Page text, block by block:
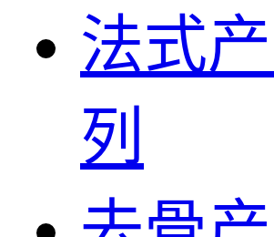
法式
列